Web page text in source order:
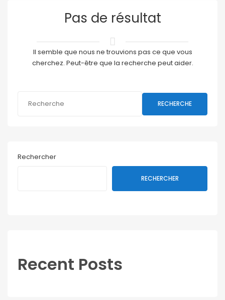
Pas de résultat
Il semble que nous ne trouvions pas ce que vous
cherchez. Peut-être que la recherche peut aider.
RECHERCHE
Rechercher
RECHERCHER
Recent Posts